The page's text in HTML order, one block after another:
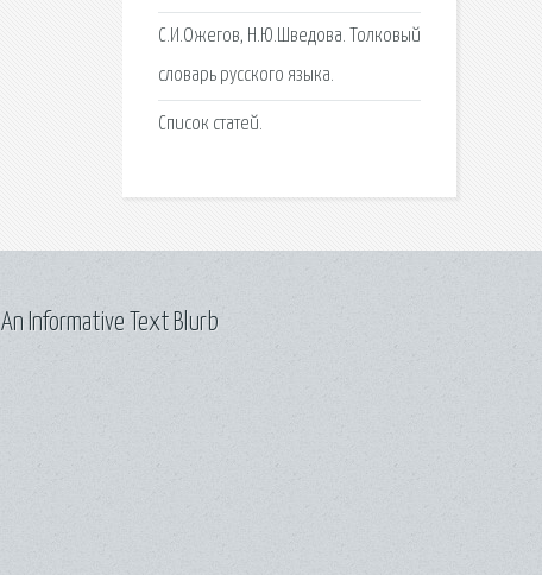
С.И.Ожегов, Н.Ю.Шведова. Толковый
словарь русского языка.
Список статей.
An Informative Text Blurb